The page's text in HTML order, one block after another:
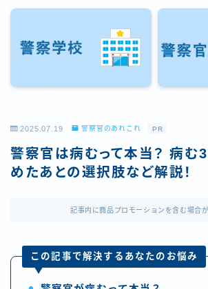
警察官Q&A
2025.07.19 警察官のあれこれ PR
警察官は病むって本当？ 病む3
めたあとの選択肢など解説！
記事内に商品プロモーションを含む場合
この記事で解決するあなたのお悩み